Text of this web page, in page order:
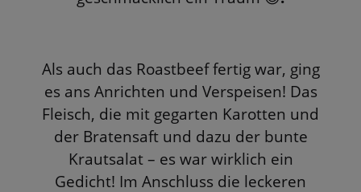
Als auch das Roastbeef fertig war, ging
es ans Anrichten und Verspeisen! Das
Fleisch, die mit gegarten Karotten und
der Bratensaft und dazu der bunte
Krautsalat – es war wirklich ein
Gedicht! Im Anschluss die leckeren